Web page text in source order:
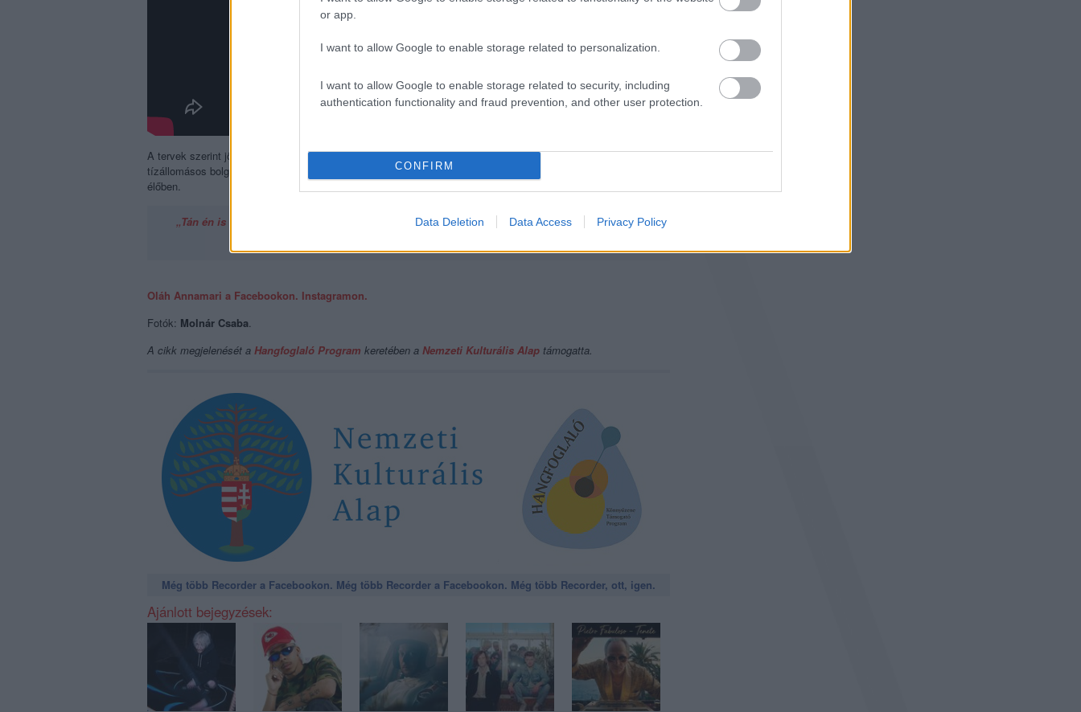
or app.
I want to allow Google to enable storage related to personalization.
I want to allow Google to enable storage related to security, including
authentication functionality and fraud prevention, and other user protection.
CONFIRM
Data Deletion Data Access Privacy Policy
A tervek szerint jövőre jön majd ki Annamari első szólólemeze, most októberben pedig egy több, mint kéthetes,
tízállomásos bolgár turnéra indul. Itthon Budapesten októberben és Szegeden decemberben lehet majd hallani
élőben.
„Tán én is lehetek olyan, mint ők: egy kicsit eltérő a megszokottól” – Oláh Annamari kedvenc
Oláh Annamari a Facebookon. Instagramon.
Fotók: Molnár Csaba.
A cikk megjelenését a Hangfoglaló Program keretében a Nemzeti Kulturális Alap támogatta.
Még több Recorder a Facebookon. Még több Recorder a Facebookon. Még több Recorder, ott, igen.
Ajánlott bejegyzések: